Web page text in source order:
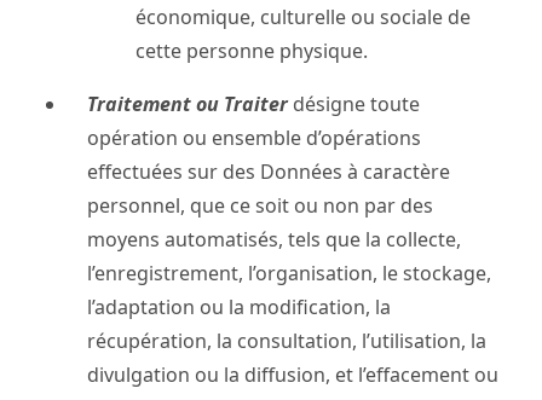
économique, culturelle ou sociale de
cette personne physique.
Traitement ou Traiterdésigne toute
opération ou ensemble d’opérations
effectuées sur des Données à caractère
personnel, que ce soit ou non par des
moyens automatisés, tels que la collecte,
l’enregistrement, l’organisation, le stockage,
l’adaptation ou la modification, la
récupération, la consultation, l’utilisation, la
divulgation ou la diffusion, et l’effacement ou